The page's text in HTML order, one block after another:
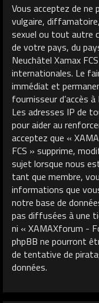
Vous acceptez de ne
vulgaire,
sexuel ou tout autre
de votre pays, du
Neuchâtel Xamax
internationales. Le
immédiat et
fournisseur d’accès
Les adresses IP de
pour aider au
acceptez que «
FCS » supprime,
sujet lorsque nous
tant que membre,
informations que
notre base de
pas diffusées à une
ni « XAMAXforum -
phpBB ne pourront
de tentative de
données.